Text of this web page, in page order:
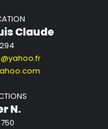
Claude
N.